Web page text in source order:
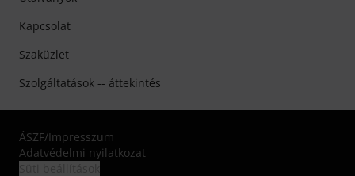
Kapcsolat
Szaküzlet
Szolgáltatások -- áttekintés
ÁSZF/Impresszum
Adatvédelmi nyilatkozat